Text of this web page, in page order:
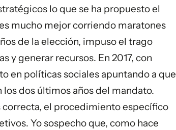
lo que se ha propuesto el
mucho mejor corriendo maratones
de la elección, impuso el trago
y generar recursos. En 2017, con
en políticas sociales apuntando a que
dos últimos años del mandato.
el procedimiento específico
Yo sospecho que, como hace